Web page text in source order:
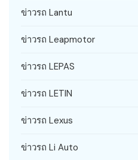
ข่าวรถ Lantu
ข่าวรถ Leapmotor
ข่าวรถ LEPAS
ข่าวรถ LETIN
ข่าวรถ Lexus
ข่าวรถ Li Auto